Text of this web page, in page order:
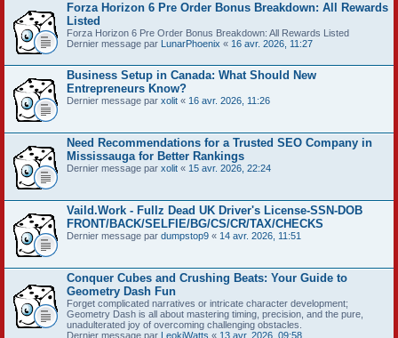
Forza Horizon 6 Pre Order Bonus Breakdown: All Rewards
Listed
Forza Horizon 6 Pre Order Bonus Breakdown: All Rewards Listed
Dernier message par LunarPhoenix « 16 avr. 2026, 11:27
Business Setup in Canada: What Should New
Entrepreneurs Know?
Dernier message par xolit « 16 avr. 2026, 11:26
Need Recommendations for a Trusted SEO Company in
Mississauga for Better Rankings
Dernier message par xolit « 15 avr. 2026, 22:24
Vaild.Work - Fullz Dead UK Driver's License-SSN-DOB
FRONT/BACK/SELFIE/BG/CS/CR/TAX/CHECKS
Dernier message par dumpstop9 « 14 avr. 2026, 11:51
Conquer Cubes and Crushing Beats: Your Guide to
Geometry Dash Fun
Forget complicated narratives or intricate character development;
Geometry Dash is all about mastering timing, precision, and the pure,
unadulterated joy of overcoming challenging obstacles.
Dernier message par LeokiWatts « 13 avr. 2026, 09:58